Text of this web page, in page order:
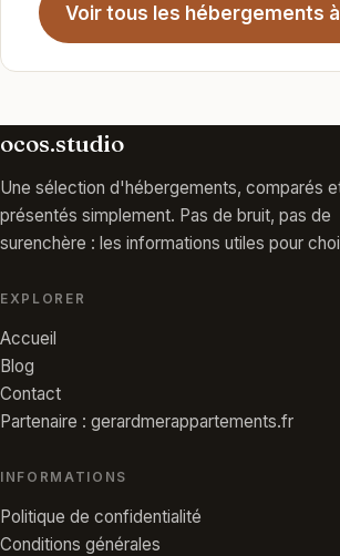
Voir tous les hébergements
ocos.studio
Une sélection d'hébergements, comparés
présentés simplement. Pas de bruit, pas de
surenchère : les informations utiles pour
EXPLORER
Accueil
Blog
Contact
Partenaire : gerardmerappartements.fr
INFORMATIONS
Politique de confidentialité
Conditions générales